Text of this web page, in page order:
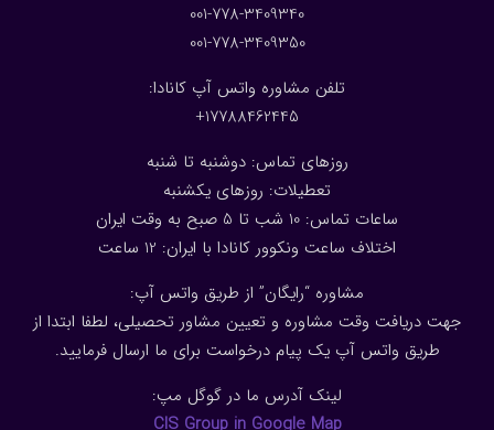
001-778-3409340
001-778-3409350
تلفن مشاوره واتس آپ کانادا:
17788462445+
روزهای تماس: دوشنبه تا شنبه
تعطیلات: روزهای یکشنبه
ساعات تماس: 10 شب تا 5 صبح به وقت ایران
اختلاف ساعت ونکوور کانادا با ایران: 1 2 ساعت
مشاوره “رایگان” از طریق واتس آپ:
جهت دریافت وقت مشاوره و تعیین مشاور تحصیلی، لطفا ابتدا از
طریق واتس آپ یک پیام درخواست برای ما ارسال فرمایید.
لینک آدرس ما در گوگل مپ:
CIS Group in Google Map